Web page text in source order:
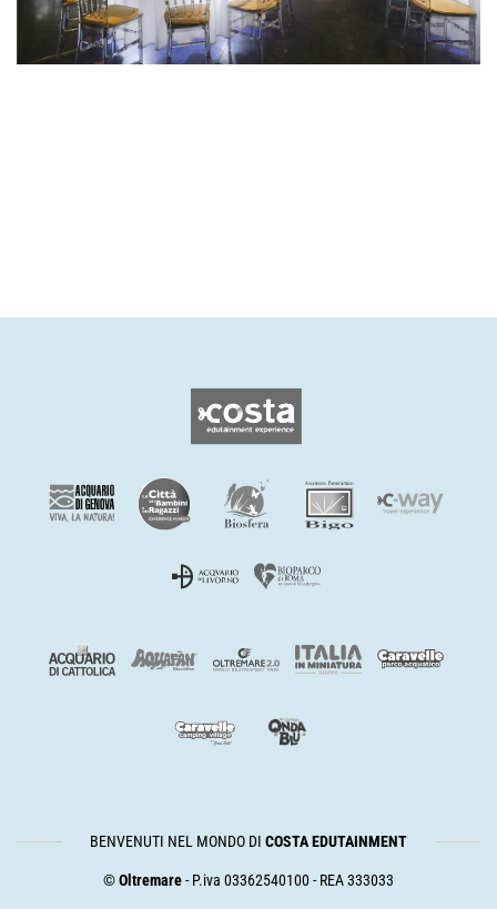
BENVENUTI NEL MONDO DI COSTA EDUTAINMENT
©Oltremare- P.iva 03362540100 - REA 333033